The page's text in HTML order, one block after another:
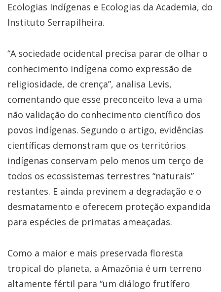
Ecologias Indígenas e Ecologias da Academia, do
Instituto Serrapilheira.
“A sociedade ocidental precisa parar de olhar o
conhecimento indígena como expressão de
religiosidade, de crença”, analisa Levis,
comentando que esse preconceito leva a uma
não validação do conhecimento científico dos
povos indígenas. Segundo o artigo, evidências
científicas demonstram que os territórios
indígenas conservam pelo menos um terço de
todos os ecossistemas terrestres “naturais”
restantes. E ainda previnem a degradação e o
desmatamento e oferecem proteção expandida
para espécies de primatas ameaçadas.
Como a maior e mais preservada floresta
tropical do planeta, a Amazônia é um terreno
altamente fértil para “um diálogo frutífero